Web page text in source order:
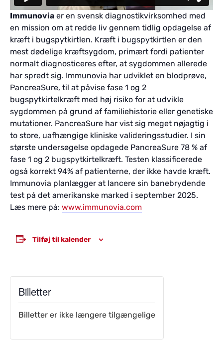
Immunovia er en svensk diagnostikvirksomhed med
en mission om at redde liv gennem tidlig opdagelse af
kræft i bugspytkirtlen. Kræft i bugspytkirtlen er den
mest dødelige kræftsygdom, primært fordi patienter
normalt diagnosticeres efter, at sygdommen allerede
har spredt sig. Immunovia har udviklet en blodprøve,
PancreaSure, til at påvise fase 1 og 2
bugspytkirtelkræft med høj risiko for at udvikle
sygdommen på grund af familiehistorie eller genetiske
mutationer. PancreaSure har vist sig meget nøjagtig i
to store, uafhængige kliniske valideringsstudier. I sin
største undersøgelse opdagede PancreaSure 78 % af
fase 1 og 2 bugspytkirtelkræft. Testen klassificerede
også korrekt 94% af patienterne, der ikke havde kræft.
Immunovia planlægger at lancere sin banebrydende
test på det amerikanske marked i september 2025.
Læs mere på: www.immunovia.com
Tilføj til kalender
Billetter
Billetter er ikke længere tilgængelige